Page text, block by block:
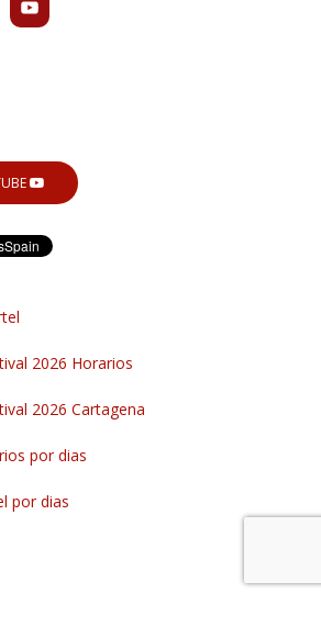
2026 Horarios
2026 Cartagena
por dias
por dias